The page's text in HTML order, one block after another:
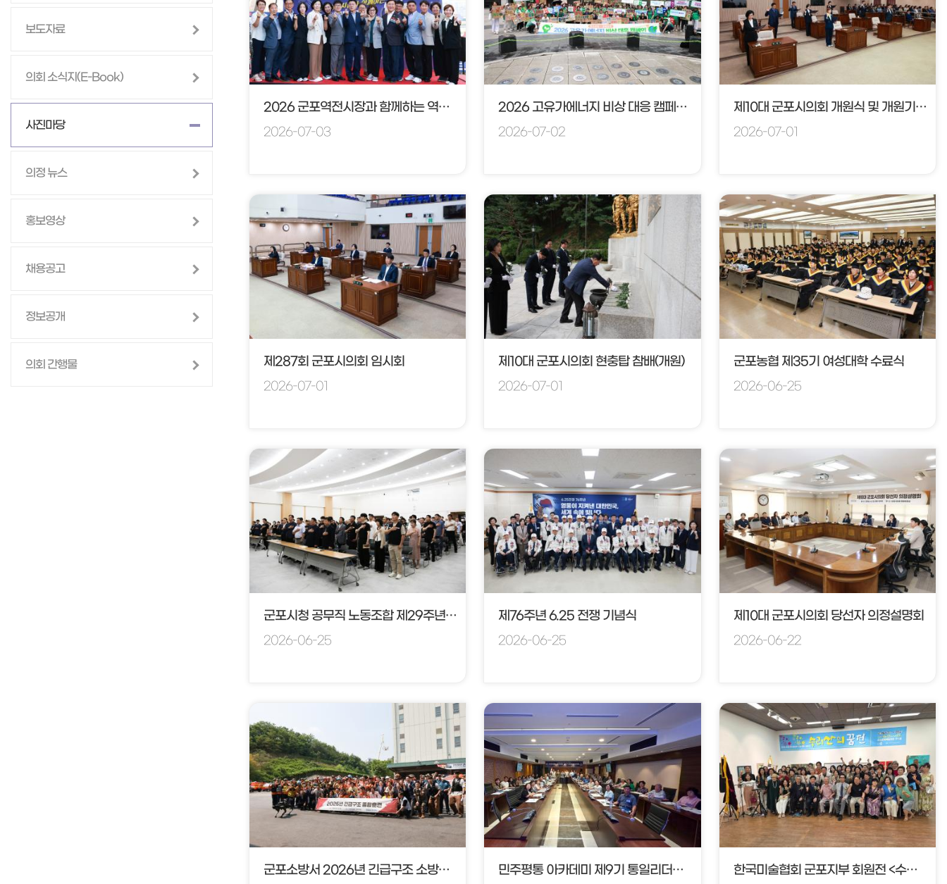
보도자료
의회 소식지(E-Book)
사진마당
의정 뉴스
홍보영상
채용공고
정보공개
의회 간행물
2026 군포역전시장과 함께하는 역맥축제
2026-07-03
2026 고유가에너지 비상 대응 캠페인 (새마을)
2026-07-02
제10대 군포시의회 개원식 및 개원기념식
2026-07-01
제287회 군포시의회 임시회
2026-07-01
제10대 군포시의회 현충탑 참배(개원)
2026-07-01
군포농협 제35기 여성대학 수료식
2026-06-25
군포시청 공무직 노동조합 제29주년 창립행사
2026-06-25
제76주년 6.25 전쟁 기념식
2026-06-25
제10대 군포시의회 당선자 의정설명회
2026-06-22
군포소방서 2026년 긴급구조 소방훈련 민주평통 아카데미 제9기 통일리더과정 한국미술협회 군포지부 회원전 <수리산의 꿈> 전